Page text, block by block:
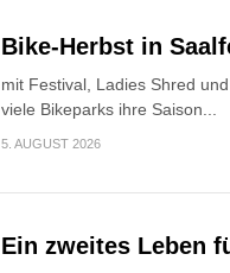
Bike-Herbst in
mit Festival, Ladies Shred
viele Bikeparks ihre Saison...
5. AUGUST 2026
Ein zweites Leben